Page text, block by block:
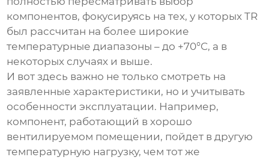
компонентов, фокусируясь на тех, у которыхTR
был рассчитан на более широкие
температурные диапазоны – до +70°C, а в
некоторых случаях и выше.
И вот здесь важно не только смотреть на
заявленные характеристики, но и учитывать
особенности эксплуатации. Например,
компонент, работающий в хорошо
вентилируемом помещении, пойдет в другую
температурную нагрузку, чем тот же